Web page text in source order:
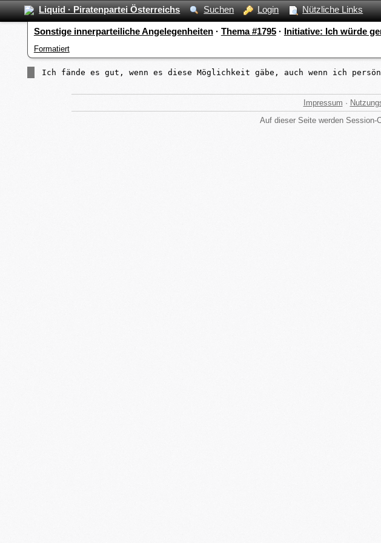
Liquid · Piratenpartei Österreichs Suchen Login Nützliche Links
Sonstige innerparteiliche Angelegenheiten· Thema #1795· Initiative: Ich würde
Formatiert
Ich fände es gut, wenn es diese Möglichkeit gäbe, auch wenn ich
Impressum ·
Auf dieser Seite werden Session-